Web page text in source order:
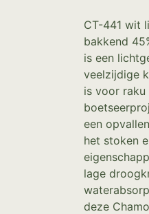
CT-441 wit
bakkend
is een
veelzijdige
is voor raku
een
het stoken
lage
deze